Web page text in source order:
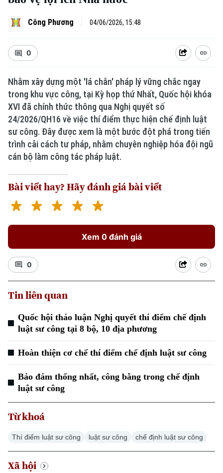
Công Phương 04/06/2026, 15:48
0
Nhằm xây dựng một 'lá chắn' pháp lý vững chắc ngay
trong khu vực công, tại Kỳ họp thứ Nhất, Quốc hội khóa
XVI đã chính thức thông qua Nghị quyết số
24/2026/QH16 về việc thí điểm thực hiện chế định luật
sư công. Đây được xem là một bước đột phá trong tiến
trình cải cách tư pháp, nhằm chuyên nghiệp hóa đội ngũ
cán bộ làm công tác pháp luật.
Bài viết hay? Hãy đánh giá bài viết
Xem 0 đánh giá
0
Tin liên quan
Quốc hội thảo luận Nghị quyết thí điểm chế định
luật sư công tại 8 bộ, 10 địa phương
Hoàn thiện cơ chế thí điểm chế định luật sư công
Bảo đảm thống nhất, công bằng trong chế định
luật sư công
Từ khoá
Thí điểm luật sư công luật sư công chế định luật sư công
Xã hội